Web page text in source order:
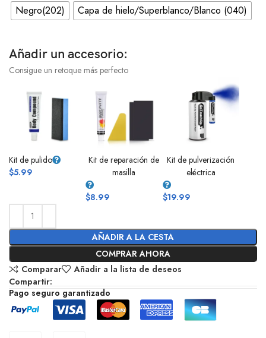
Negro(202) Capa de hielo/Superblanco/Blanco (040)
Añadir un accesorio:
Consigue un retoque más perfecto
Kit de pulido
$5.99
Kit de reparación de
masilla
$8.99
Kit de pulverización
eléctrica
$19.99
AÑADIR A LA CESTA
COMPRAR AHORA
Comparar
Añadir a la lista de deseos
Compartir:
Pago seguro garantizado